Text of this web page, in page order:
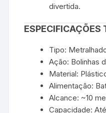
divertida.
ESPECIFICAÇÕES
Tipo:
Ação: Bolinhas
Material:
Alimentação:
Alcance: ~10
Capacidade: